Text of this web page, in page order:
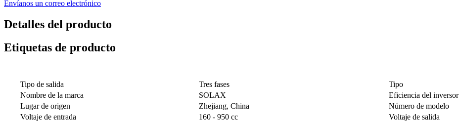
Envíanos un correo electrónico
Detalles del producto
Etiquetas de producto
Tipo de salida Tres fases Tipo
Nombre de la marca
SOLAX Eficiencia del inversor
Lugar de origen
Zhejiang, China Número de modelo
Voltaje de entrada
160 - 950 cc Voltaje de salida